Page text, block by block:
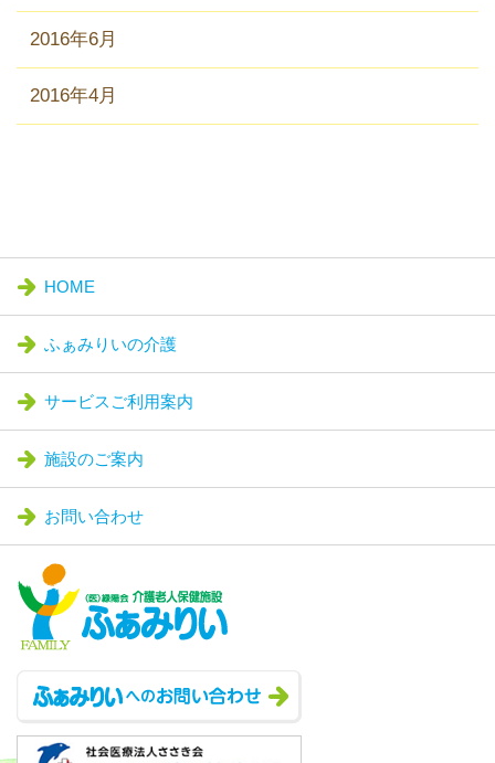
2016年6月
2016年4月
HOME
ふぁみりいの介護
サービスご利用案内
施設のご案内
お問い合わせ